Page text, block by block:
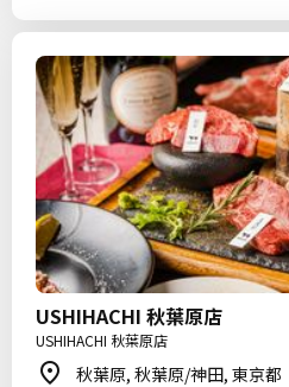
USHIHACHI 秋葉原店
USHIHACHI 秋葉原店
秋葉原, 秋葉原/神田, 東京都